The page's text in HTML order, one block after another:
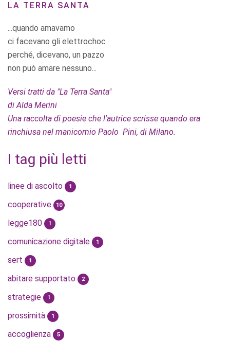
LA TERRA SANTA
...quando amavamo
ci facevano gli elettrochoc
perché, dicevano, un pazzo
non può amare nessuno...
Versi tratti da "La Terra Santa"
di Alda Merini
Una raccolta di poesie che l'autrice scrisse quando era
rinchiusa nel manicomio Paolo Pini, di Milano.
I tag più letti
linee di ascolto 1
cooperative 10
legge180 1
comunicazione digitale 1
sert 1
abitare supportato 2
strategie 1
prossimità 1
accoglienza 5